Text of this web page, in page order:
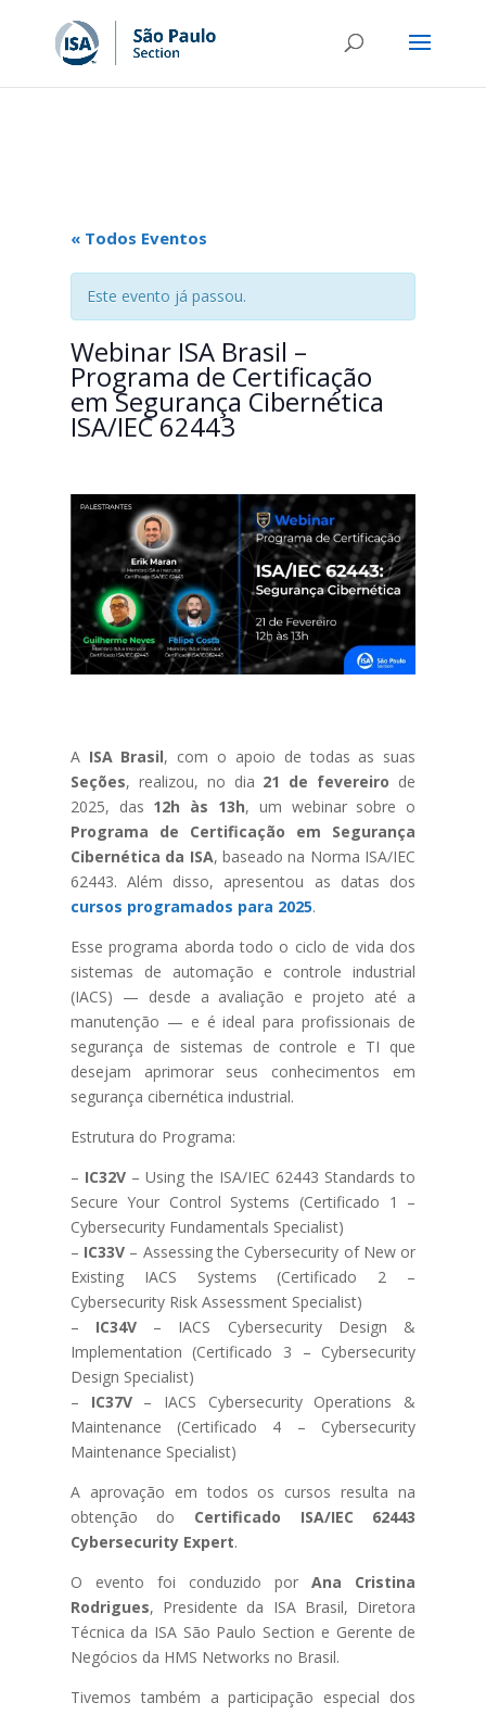
« Todos Eventos
Este evento já passou.
Webinar ISA Brasil –
Programa de Certificação
em Segurança Cibernética
ISA/IEC 62443
A ISA Brasil, com o apoio de todas as suas
Seções, realizou, no dia 21 de fevereiro de
2025, das 12h às 13h, um webinar sobre o
Programa de Certificação em Segurança
Cibernética da ISA, baseado na Norma ISA/IEC
62443. Além disso, apresentou as datas dos
cursos programados para 2025.
Esse programa aborda todo o ciclo de vida dos
sistemas de automação e controle industrial
(IACS) — desde a avaliação e projeto até a
manutenção — e é ideal para profissionais de
segurança de sistemas de controle e TI que
desejam aprimorar seus conhecimentos em
segurança cibernética industrial.
Estrutura do Programa:
– IC32V– Using the ISA/IEC 62443 Standards to
Secure Your Control Systems (Certificado 1 –
Cybersecurity Fundamentals Specialist)
– IC33V – Assessing the Cybersecurity of New or
Existing IACS Systems (Certificado 2 –
Cybersecurity Risk Assessment Specialist)
– IC34V – IACS Cybersecurity Design &
Implementation (Certificado 3 – Cybersecurity
Design Specialist)
– IC37V– IACS Cybersecurity Operations &
Maintenance (Certificado 4 – Cybersecurity
Maintenance Specialist)
A aprovação em todos os cursos resulta na
obtenção do Certificado ISA/IEC 62443
Cybersecurity Expert.
O evento foi conduzido porAna Cristina
Rodrigues, Presidente da ISA Brasil, Diretora
Técnica da ISA São Paulo Section e Gerente de
Negócios da HMS Networks no Brasil.
Tivemos também a participação especial dos